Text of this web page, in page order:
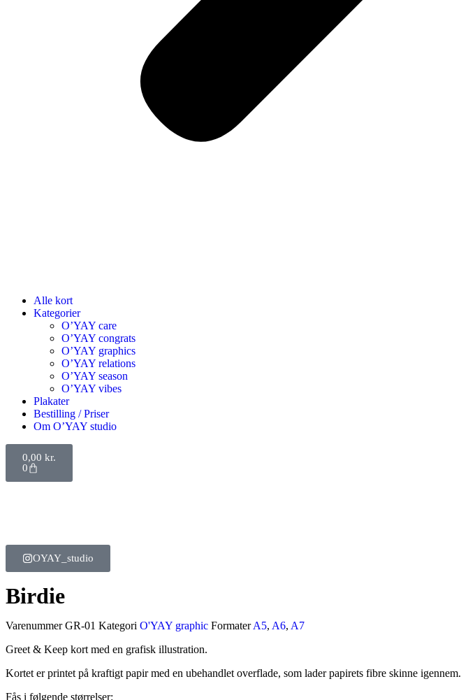
Alle kort
Kategorier
O’YAY care
O’YAY congrats
O’YAY graphics
O’YAY relations
O’YAY season
O’YAY vibes
Plakater
Bestilling / Priser
Om O’YAY studio
0,00 kr.
0
OYAY_studio
Birdie
VarenummerGR-01 Kategori O'YAY graphic Formater A5, A6, A7
Greet & Keep kort med en grafisk illustration.
Kortet er printet på kraftigt papir med en ubehandlet overflade, som lader papirets fibre skinne igennem.
Fås i følgende størrelser: